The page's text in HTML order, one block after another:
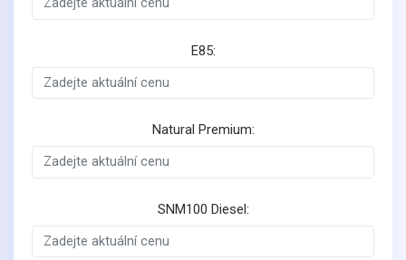
E85:
Natural Premium:
SNM100 Diesel: